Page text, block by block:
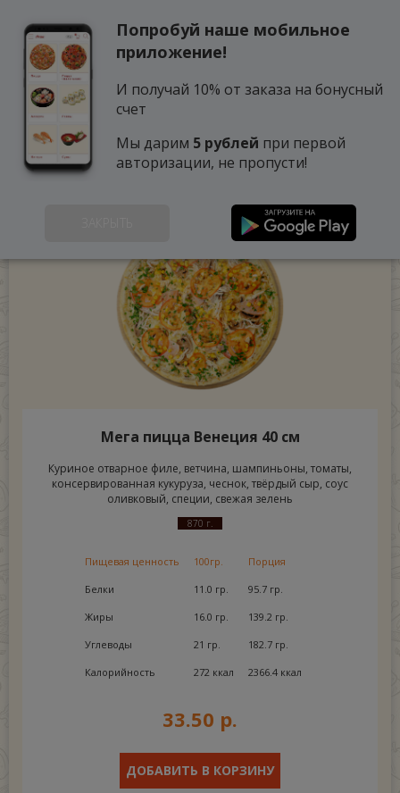
Мега пицца Венеция 40 см
Куриное отварное филе, ветчина, шампиньоны, томаты,
консервированная кукуруза, чеснок, твёрдый сыр, соус
оливковый, специи, свежая зелень
870 г.
Пищевая ценность 100гр. Порция
Белки 11.0 гр. 95.7 гр.
Жиры 16.0 гр. 139.2 гр.
Углеводы 21 гр. 182.7 гр.
Калорийность 272 ккал 2366.4 ккал
33.50 р.
ДОБАВИТЬ В КОРЗИНУ
Попробуй наше мобильное
приложение!
И получай 10% от заказа на бонусный
счет
Мы дарим 5 рублей при первой
авторизации, не пропусти!